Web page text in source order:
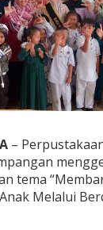
–
tema
Melalui